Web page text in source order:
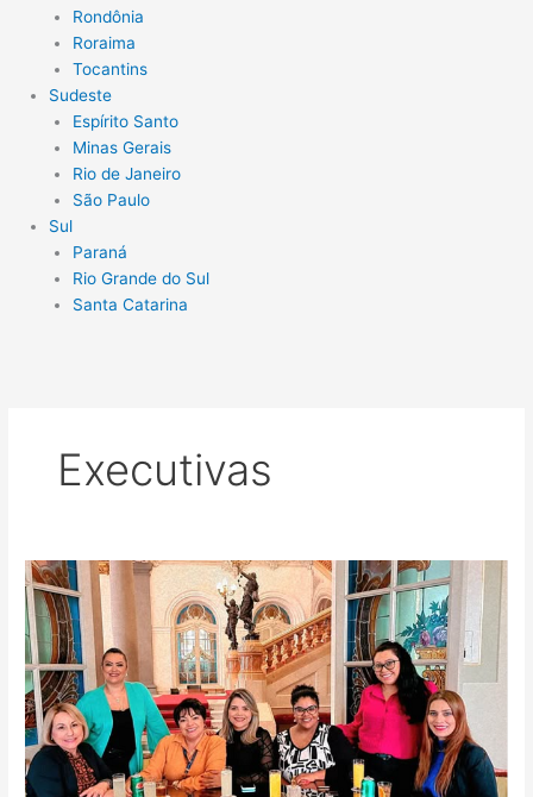
Rondônia
Roraima
Tocantins
Sudeste
Espírito Santo
Minas Gerais
Rio de Janeiro
São Paulo
Sul
Paraná
Rio Grande do Sul
Santa Catarina
Executivas
A
indispensável
presença
feminina
no
mercado
de
planos
de